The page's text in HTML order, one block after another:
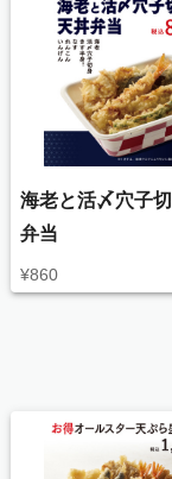
海老と活〆穴子
弁当
¥860